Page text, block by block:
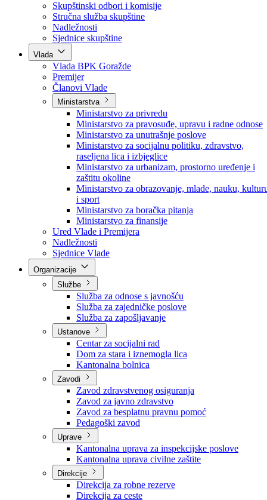
Poslanici po strankama
Poslanici po klubovima naroda
Kolegij skupštine
Skupštinski odbori i komisije
Stručna služba skupštine
Nadležnosti
Sjednice skupštine
Vlada
Vlada BPK Goražde
Premijer
Članovi Vlade
Ministarstva
Ministarstvo za privredu
Ministarstvo za pravosuđe, upravu i radne odnose
Ministarstvo za unutrašnje poslove
Ministarstvo za socijalnu politiku, zdravstvo,
raseljena lica i izbjeglice
Ministarstvo za urbanizam, prostorno uređenje i
zaštitu okoline
Ministarstvo za obrazovanje, mlade, nauku,
i sport
Ministarstvo za boračka pitanja
Ministarstvo za finansije
Ured Vlade i Premijera
Nadležnosti
Sjednice Vlade
Službe
Služba za odnose s javnošću
Služba za zajedničke poslove
Služba za zapošljavanje
Ustanove
Centar za socijalni rad
Dom za stara i iznemogla lica
Kantonalna bolnica
Zavodi
Zavod zdravstvenog osiguranja
Zavod za javno zdravstvo
Zavod za besplatnu pravnu pomoć
Pedagoški zavod
Uprave
Kantonalna uprava za inspekcijske poslove
Kantonalna uprava civilne zaštite